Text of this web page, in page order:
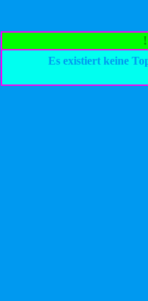
Es existiert keine